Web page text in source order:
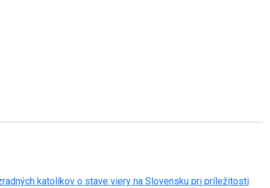
katolíkov o stave viery na Slovensku pri príležitosti